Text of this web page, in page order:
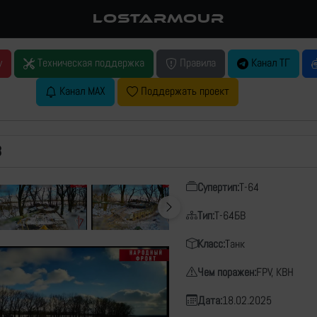
LOSTARMOUR
Техническая поддержка Правила
Канал ТГ
Канал MAX
Поддержать проект
Супертип:Т-64
Тип:Т-64БВ
Класс:Танк
Чем поражен:FPV, КВН
Дата:18.02.2025